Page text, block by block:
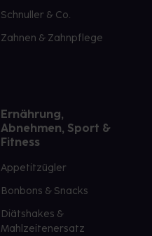
Schnuller & Co.
Zahnen & Zahnpflege
Ernährung,
Abnehmen, Sport &
Fitness
Appetitzügler
Bonbons & Snacks
Diätshakes &
Mahlzeitenersatz